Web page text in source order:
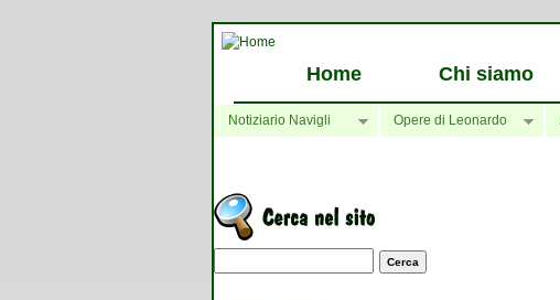
Home Chi siamo
Notiziario Navigli Opere di Leonardo
Maschera di ricerca